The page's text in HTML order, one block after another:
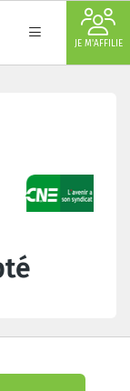
JE M'AFFILIE